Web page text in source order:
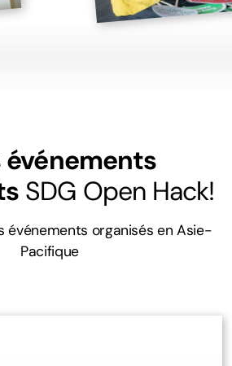
événements
SDG Open Hack!
événements organisés en Asie-
Pacifique